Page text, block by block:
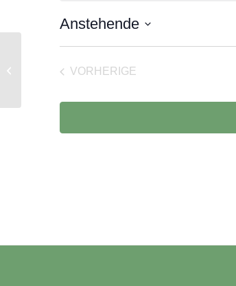
Anstehende
Datum
wählen.
VORHERIGE